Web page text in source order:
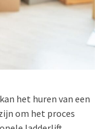
het huren van een
om het proces